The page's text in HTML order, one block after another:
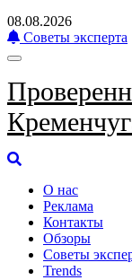
08.08.2026
Советы эксперта
О нас
Реклама
Контакты
Обзоры
Советы
Trends